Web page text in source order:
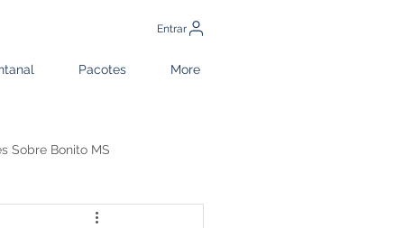
Entrar
Pacotes More
Sobre Bonito MS